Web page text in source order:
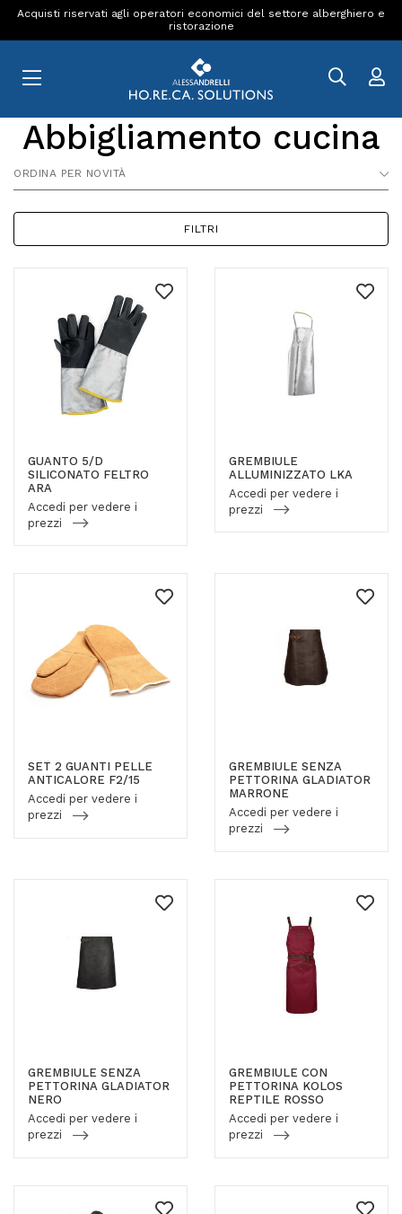
Acquisti riservati agli operatori economici del settore alberghiero e
ristorazione
Abbigliamento cucina
ORDINA PER NOVITÀ
FILTRI
GUANTO 5/D
SILICONATO FELTRO
ARA
Accedi per vedere i
prezzi
GREMBIULE
ALLUMINIZZATO LKA
Accedi per vedere i
prezzi
SET 2 GUANTI PELLE
ANTICALORE F2/15
Accedi per vedere i
prezzi
GREMBIULE SENZA
PETTORINA GLADIATOR
MARRONE
Accedi per vedere i
prezzi
GREMBIULE SENZA
PETTORINA GLADIATOR
NERO
Accedi per vedere i
prezzi
GREMBIULE CON
PETTORINA KOLOS
REPTILE ROSSO
Accedi per vedere i
prezzi